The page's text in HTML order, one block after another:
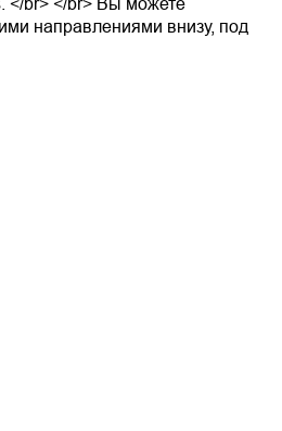
</br> </br> Вы можете
направлениями внизу, под